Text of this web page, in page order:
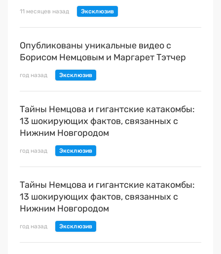
11 месяцев назад
Опубликованы уникальные видео с
Борисом Немцовым и Маргарет Тэтчер
год назад
Тайны Немцова и гигантские катакомбы:
13 шокирующих фактов, связанных с
Нижним Новгородом
год назад
Тайны Немцова и гигантские катакомбы:
13 шокирующих фактов, связанных с
Нижним Новгородом
год назад